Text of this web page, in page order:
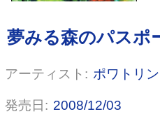
ポワトリン
2008/12/03